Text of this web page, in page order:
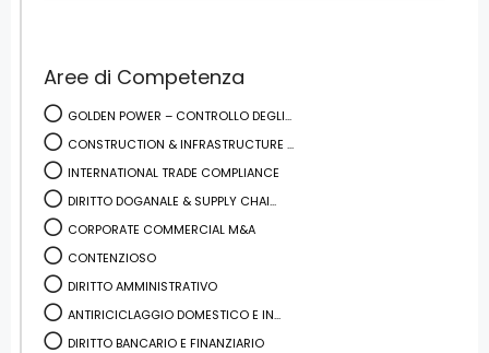
Aree di Competenza
GOLDEN POWER – CONTROLLO DEGLI...
CONSTRUCTION & INFRASTRUCTURE ...
INTERNATIONAL TRADE COMPLIANCE
DIRITTO DOGANALE & SUPPLY CHAI...
CORPORATE COMMERCIAL M&A
CONTENZIOSO
DIRITTO AMMINISTRATIVO
ANTIRICICLAGGIO DOMESTICO E IN...
DIRITTO BANCARIO E FINANZIARIO